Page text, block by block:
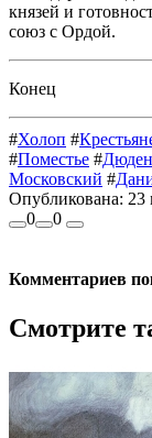
князей и
союз с Ордой.
Конец
#Холоп #
#Поместье #
Московский #
Опубликована: 23
0
0
Комментариев
Смотрите